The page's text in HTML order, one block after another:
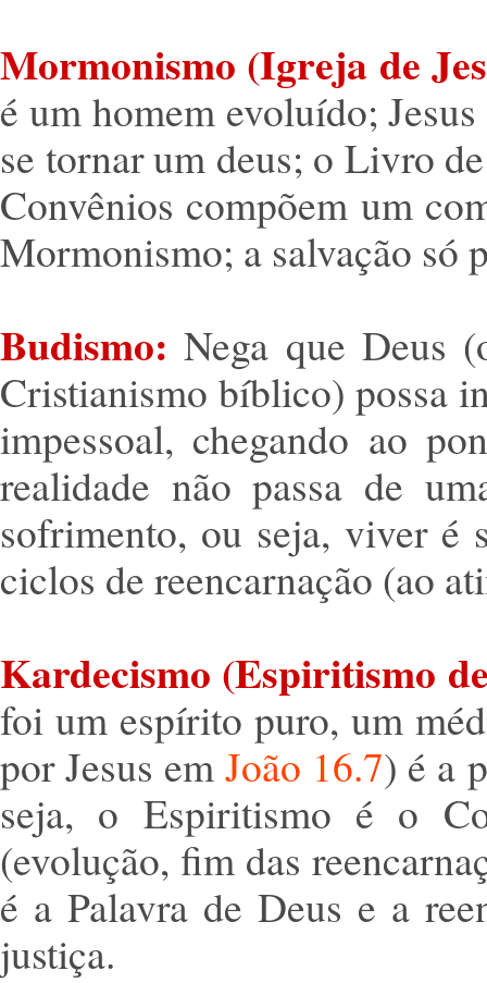
Mormonismo (Igreja de
é um homem evoluído;
se tornar um deus; o Livro
Convênios compõem um
Mormonismo; a salvação só
Budismo: Nega que Deus
Cristianismo bíblico) possa
impessoal, chegando ao
realidade não passa de
sofrimento, ou seja, viver é
ciclos de reencarnação (ao
Kardecismo (Espiritismo
foi um espírito puro, um
por Jesus emJoão 16.7) é a
seja, o Espiritismo é o
(evolução, fim das
é a Palavra de Deus e a
justiça.